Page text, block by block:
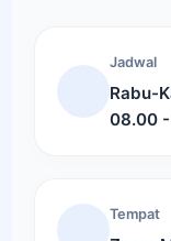
Jadwal
Rabu-
08.00 -
Tempat